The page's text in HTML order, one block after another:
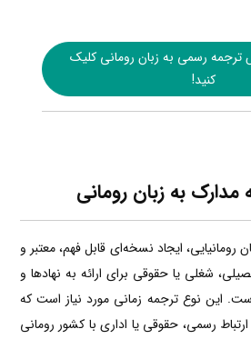
رسمی به زبان رومانی کلیک
کنید!
به زبان رومانی
ایجاد نسخه‌ای قابل فهم، معتبر و
شغلی یا حقوقی برای ارائه به نهادها و
این نوع ترجمه زمانی مورد نیاز است که
رسمی، حقوقی یا اداری با کشور رومانی